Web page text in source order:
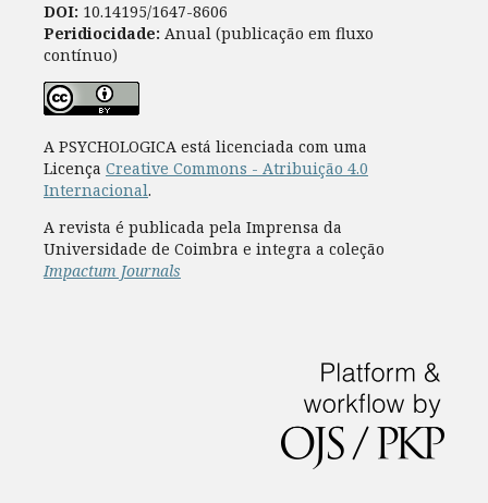
DOI: 10.14195/1647-8606
Peridiocidade: Anual (publicação em fluxo
contínuo)
A PSYCHOLOGICA está licenciada com uma
Licença Creative Commons - Atribuição 4.0
Internacional.
A revista é publicada pela Imprensa da
Universidade de Coimbra e integra a coleção
Impactum Journals